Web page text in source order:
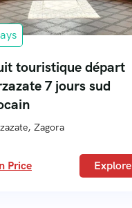
touristique départ
7 jours sud
Zagora
Price Explore